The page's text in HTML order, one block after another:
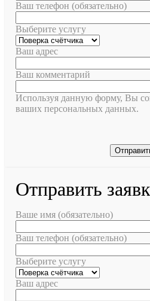
Ваш телефон (обязательно)
Выберите услугу
Ваш адрес
Ваш комментарий
Используя данную форму, Вы
ваших персональных данных.
Отправить
Ваше имя (обязательно)
Ваш телефон (обязательно)
Выберите услугу
Ваш адрес